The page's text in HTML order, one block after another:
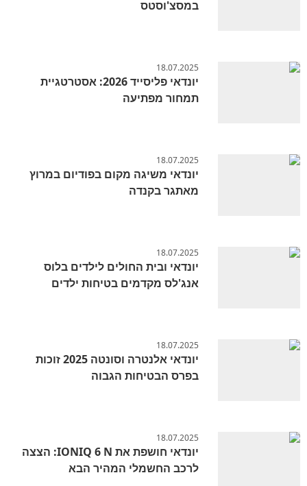
במסצ'וסטס
18.07.2025
יונדאי פליסייד 2026: אסטרטגיית
תמחור מפתיעה
18.07.2025
יונדאי משיגה מקום בפודיום במרוץ
מאתגר בקנדה
18.07.2025
יונדאי ובית החולים לילדים בלוס
אנג'לס מקדמים בטיחות ילדים
18.07.2025
יונדאי אלנטרה וסונטה 2025 זוכות
בפרס הבטיחות הגבוה
18.07.2025
יונדאי חושפת את IONIQ 6 N: הצצה
לרכב החשמלי המהיר הבא